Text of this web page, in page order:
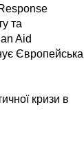
та
Aid
Європейська
кризи в